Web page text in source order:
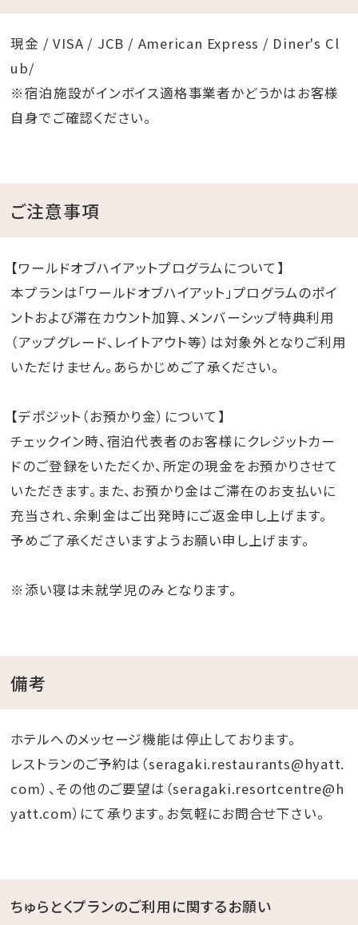
現金 / VISA / JCB / American Express / Diner's Cl
ub/
※宿泊施設がインボイス適格事業者かどうかはお客様
自身でご確認ください。
ご注意事項
【ワールドオブハイアットプログラムについて】
本プランは「ワールドオブハイアット」プログラムのポイ
ントおよび滞在カウント加算、メンバーシップ特典利用
（アップグレード、レイトアウト等）は対象外となりご利用
いただけません。あらかじめご了承ください。
【デポジット（お預かり金）について】
チェックイン時、宿泊代表者のお客様にクレジットカー
ドのご登録をいただくか、所定の現金をお預かりさせて
いただきます。また、お預かり金はご滞在のお支払いに
充当され、余剰金はご出発時にご返金申し上げます。
予めご了承くださいますようお願い申し上げます。
※添い寝は未就学児のみとなります。
備考
ホテルへのメッセージ機能は停止しております。
レストランのご予約は（seragaki.restaurants@hyatt.
com）、その他のご要望は（seragaki.resortcentre@h
yatt.com）にて承ります。お気軽にお問合せ下さい。
ちゅらとくプランのご利用に関するお願い